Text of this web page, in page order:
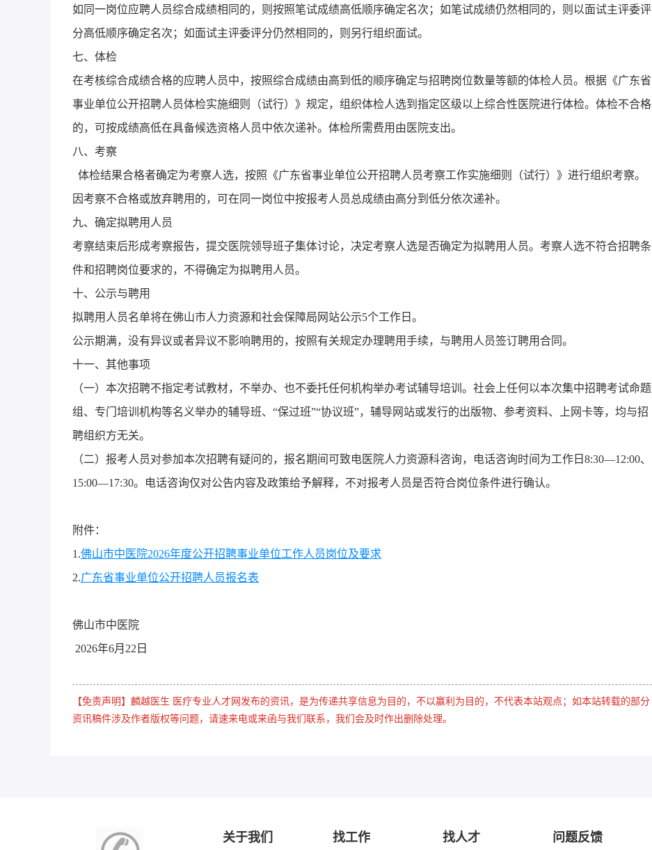
如同一岗位应聘人员综合成绩相同的，则按照笔试成绩高低顺序确定名次；如笔试成绩仍然相同的，则以面试主评委评
分高低顺序确定名次；如面试主评委评分仍然相同的，则另行组织面试。
七、体检
在考核综合成绩合格的应聘人员中，按照综合成绩由高到低的顺序确定与招聘岗位数量等额的体检人员。根据《广东省
事业单位公开招聘人员体检实施细则（试行）》规定，组织体检人选到指定区级以上综合性医院进行体检。体检不合格
的，可按成绩高低在具备候选资格人员中依次递补。体检所需费用由医院支出。
八、考察
体检结果合格者确定为考察人选，按照《广东省事业单位公开招聘人员考察工作实施细则（试行）》进行组织考察。
因考察不合格或放弃聘用的，可在同一岗位中按报考人员总成绩由高分到低分依次递补。
九、确定拟聘用人员
考察结束后形成考察报告，提交医院领导班子集体讨论，决定考察人选是否确定为拟聘用人员。考察人选不符合招聘条
件和招聘岗位要求的，不得确定为拟聘用人员。
十、公示与聘用
拟聘用人员名单将在佛山市人力资源和社会保障局网站公示5个工作日。
公示期满，没有异议或者异议不影响聘用的，按照有关规定办理聘用手续，与聘用人员签订聘用合同。
十一、其他事项
（一）本次招聘不指定考试教材，不举办、也不委托任何机构举办考试辅导培训。社会上任何以本次集中招聘考试命题
组、专门培训机构等名义举办的辅导班、“保过班”“协议班”，辅导网站或发行的出版物、参考资料、上网卡等，均与招
聘组织方无关。
（二）报考人员对参加本次招聘有疑问的，报名期间可致电医院人力资源科咨询，电话咨询时间为工作日8:30—12:00、
15:00—17:30。电话咨询仅对公告内容及政策给予解释，不对报考人员是否符合岗位条件进行确认。
附件：
1.佛山市中医院2026年度公开招聘事业单位工作人员岗位及要求
2.广东省事业单位公开招聘人员报名表
佛山市中医院
2026年6月22日
【免责声明】麟越医生 医疗专业人才网发布的资讯，是为传递共享信息为目的，不以赢利为目的，不代表本站观点；如本站转载的部分
资讯稿件涉及作者版权等问题，请速来电或来函与我们联系，我们会及时作出删除处理。
关于我们 找工作 找人才 问题反馈